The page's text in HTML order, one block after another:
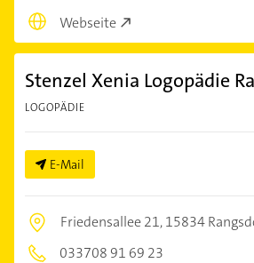
Webseite
Stenzel Xenia Logopädie
LOGOPÄDIE
E-Mail
Friedensallee 21,15834
033708 91 69 23